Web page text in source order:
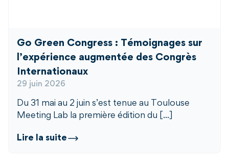
Go Green Congress : Témoignages sur
l’expérience augmentée des Congrès
Internationaux
29 juin 2026
Du 31 mai au 2 juin s’est tenue au Toulouse
Meeting Lab la première édition du [...]
Lire la suite